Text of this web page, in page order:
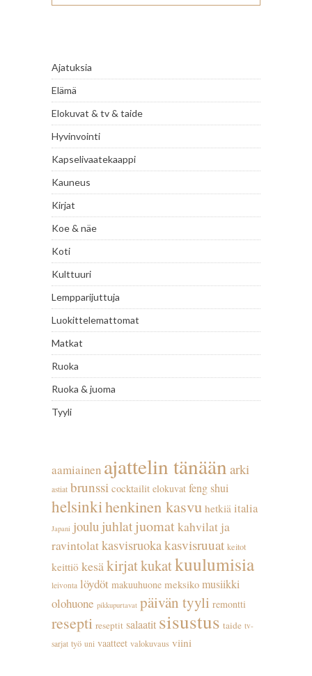
Ajatuksia
Elämä
Elokuvat & tv & taide
Hyvinvointi
Kapselivaatekaappi
Kauneus
Kirjat
Koe & näe
Koti
Kulttuuri
Lempparijuttuja
Luokittelemattomat
Matkat
Ruoka
Ruoka & juoma
Tyyli
aamiainen ajattelin tänään arki
astiat brunssi cocktailit elokuvat feng shui
helsinkihenkinen kasvu hetkiä italia
Japani joulu juhlatjuomatkahvilat ja
ravintolatkasvisruokakasvisruuat keitot
keittiö kesä kirjatkukatkuulumisia
leivonta löydöt makuuhuone meksiko musiikki
olohuone pikkupurtavat päivän tyyli remontti
resepti reseptit salaatit sisustus taide tv-
sarjat työ uni vaatteet valokuvaus viini